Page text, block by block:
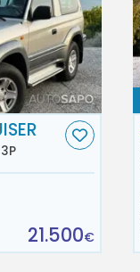
21.500€